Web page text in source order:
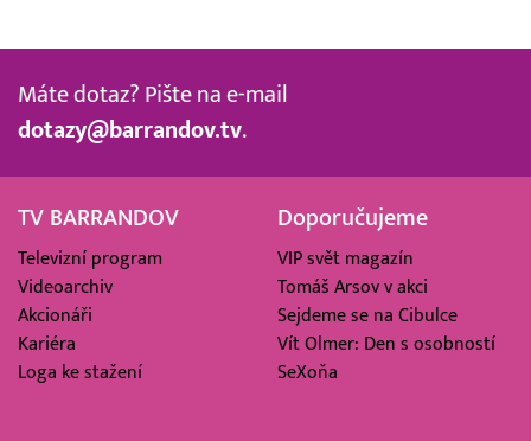
Máte dotaz? Pište na e-mail
dotazy@barrandov.tv.
TV BARRANDOV
Televizní program
Videoarchiv
Akcionáři
Kariéra
Loga ke stažení
Doporučujeme
VIP svět magazín
Tomáš Arsov v akci
Sejdeme se na Cibulce
Vít Olmer: Den s osobností
SeXoňa